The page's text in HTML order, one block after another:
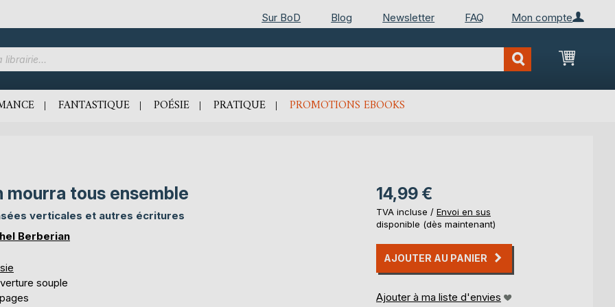
Mon compte
Sur BoD Blog Newsletter FAQ
Mon
FANTASTIQUE POÉSIE PRATIQUE PROMOTIONS EBOOKS
mourra tous ensemble
verticales et autres écritures
Berberian
souple
14,99 €
TVA incluse / Envoi en sus
disponible (dès maintenant)
AJOUTER AU PANIER
Ajouter à ma liste d'envies